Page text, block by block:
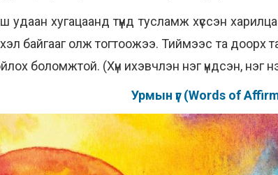
удаан хугацаанд түүнд тусламж хүссэн
байгааг олж тогтоожээ. Тиймээс та
боломжтой. (Хүн ихэвчлэн нэг үндсэн, нэг
Урмын үг (Words of